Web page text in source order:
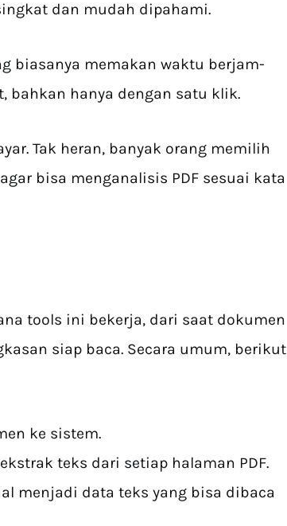
dan mudah dipahami.
biasanya memakan waktu berjam-
bahkan hanya dengan satu klik.
Tak heran, banyak orang memilih
bisa menganalisis PDF sesuai kata
tools ini bekerja, dari saat dokumen
siap baca. Secara umum, berikut
ke sistem.
teks dari setiap halaman PDF.
menjadi data teks yang bisa dibaca